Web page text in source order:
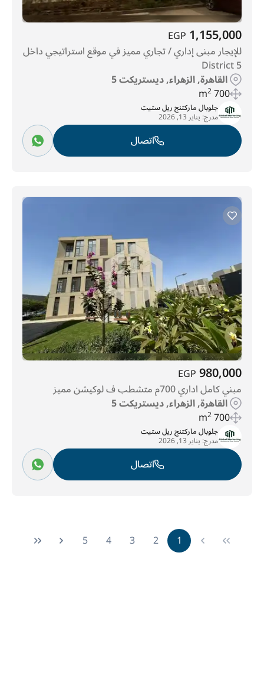
1,155,000
EGP
للإيجار مبنى إداري / تجاري مميز في موقع استراتيجي داخل
District 5
القاهرة, الزهراء, ديستريكت 5
700 m
2
جلوبال ماركتنج ريل ستيت
مدرج: يناير 13, 2026
اتصال
980,000
EGP
مبني كامل اداري 700م متشطب ف لوكيشن مميز
القاهرة, الزهراء, ديستريكت 5
700 m
2
جلوبال ماركتنج ريل ستيت
مدرج: يناير 13, 2026
اتصال
1
2
3
4
5